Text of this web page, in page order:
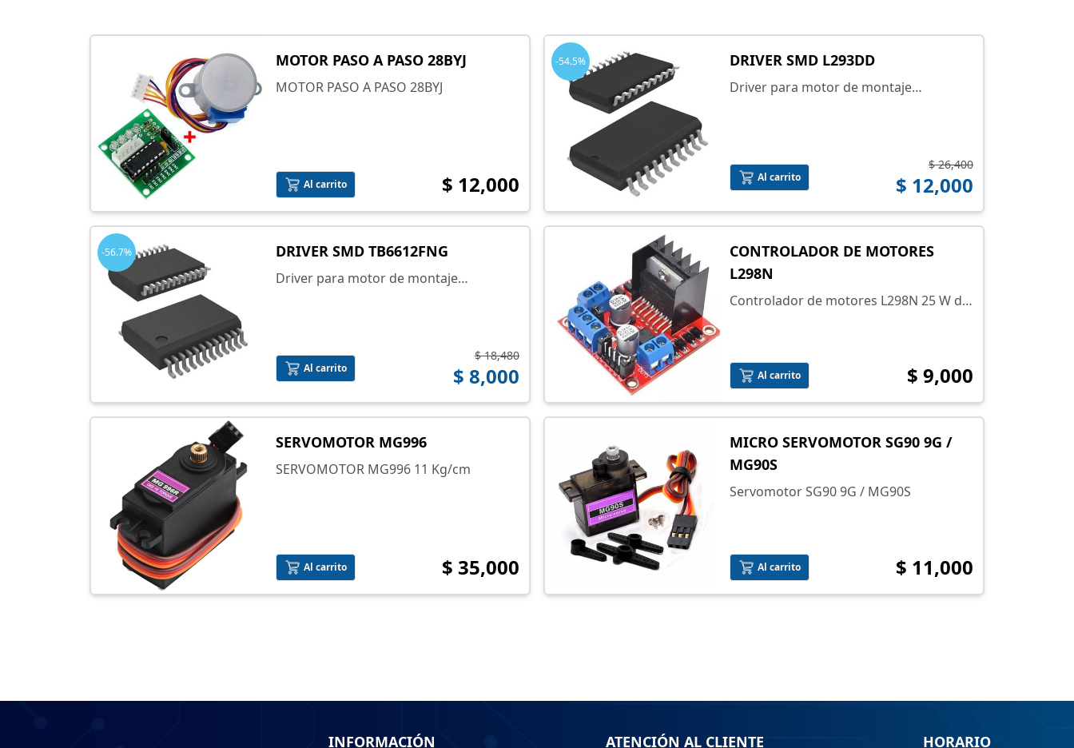
MOTOR PASO A PASO 28BYJ
MOTOR PASO A PASO 28BYJ
Al carrito $ 12,000
-54.5% DRIVER SMD L293DD
Driver para motor de montaje
Al carrito
$ 26,400
$ 12,000
-56.7% DRIVER SMD TB6612FNG
Driver para motor de montaje
Al carrito
$ 18,480
$ 8,000
CONTROLADOR DE MOTORES
L298N
Controlador de motores L298N 25 W de
Al carrito $ 9,000
SERVOMOTOR MG996
SERVOMOTOR MG996 11 Kg/cm
Al carrito $ 35,000
MICRO SERVOMOTOR SG90 9G /
MG90S
Servomotor SG90 9G / MG90S
Al carrito $ 11,000
INFORMACIÓN ATENCIÓN AL CLIENTE HORARIO